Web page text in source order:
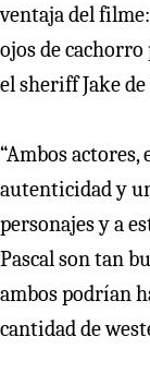
ventaja del
ojos de
el sheriff Jake
“Ambos
autenticidad y
personajes y a
Pascal son tan
ambos podrían
cantidad de